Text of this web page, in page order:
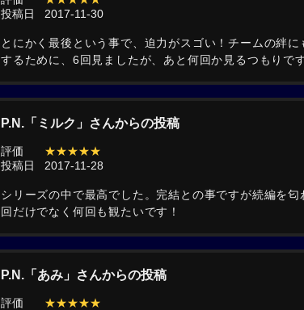
投稿日
2017-11-30
とにかく最後という事で、迫力がスゴい！チームの絆
するために、6回見ましたが、あと何回か見るつもりで
P.N.「ミルク」さんからの投稿
評価
★★★★★
投稿日
2017-11-28
シリーズの中で最高でした。完結との事ですが続編を
回だけでなく何回も観たいです！
P.N.「あみ」さんからの投稿
評価
★★★★★